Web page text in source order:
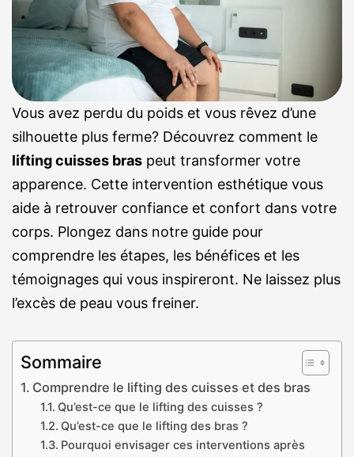
Vous avez perdu du poids et vous rêvez d’une
silhouette plus ferme? Découvrez comment le
lifting cuisses braspeut transformer votre
apparence. Cette intervention esthétique vous
aide à retrouver confiance et confort dans votre
corps. Plongez dans notre guide pour
comprendre les étapes, les bénéfices et les
témoignages qui vous inspireront. Ne laissez plus
l’excès de peau vous freiner.
Sommaire
Comprendre le lifting des cuisses et des bras
Qu’est-ce que le lifting des cuisses ?
Qu’est-ce que le lifting des bras ?
Pourquoi envisager ces interventions après